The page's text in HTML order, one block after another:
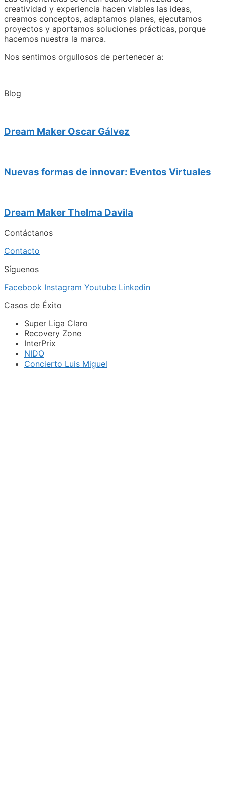
creatividad y experiencia hacen viables las ideas,
creamos conceptos, adaptamos planes, ejecutamos
proyectos y aportamos soluciones prácticas, porque
hacemos nuestra la marca.
Nos sentimos orgullosos de pertenecer a:
Blog
Dream Maker Oscar Gálvez
Nuevas formas de innovar: Eventos Virtuales
Dream Maker Thelma Davila
Contáctanos
Contacto
Síguenos
Facebook Instagram Youtube Linkedin
Casos de Éxito
Super Liga Claro
Recovery Zone
InterPrix
NIDO
Concierto Luis Miguel